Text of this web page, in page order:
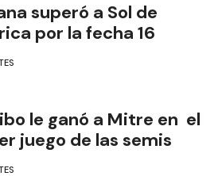
superó a Sol de
por la fecha 16
le ganó a Mitre en el
juego de las semis